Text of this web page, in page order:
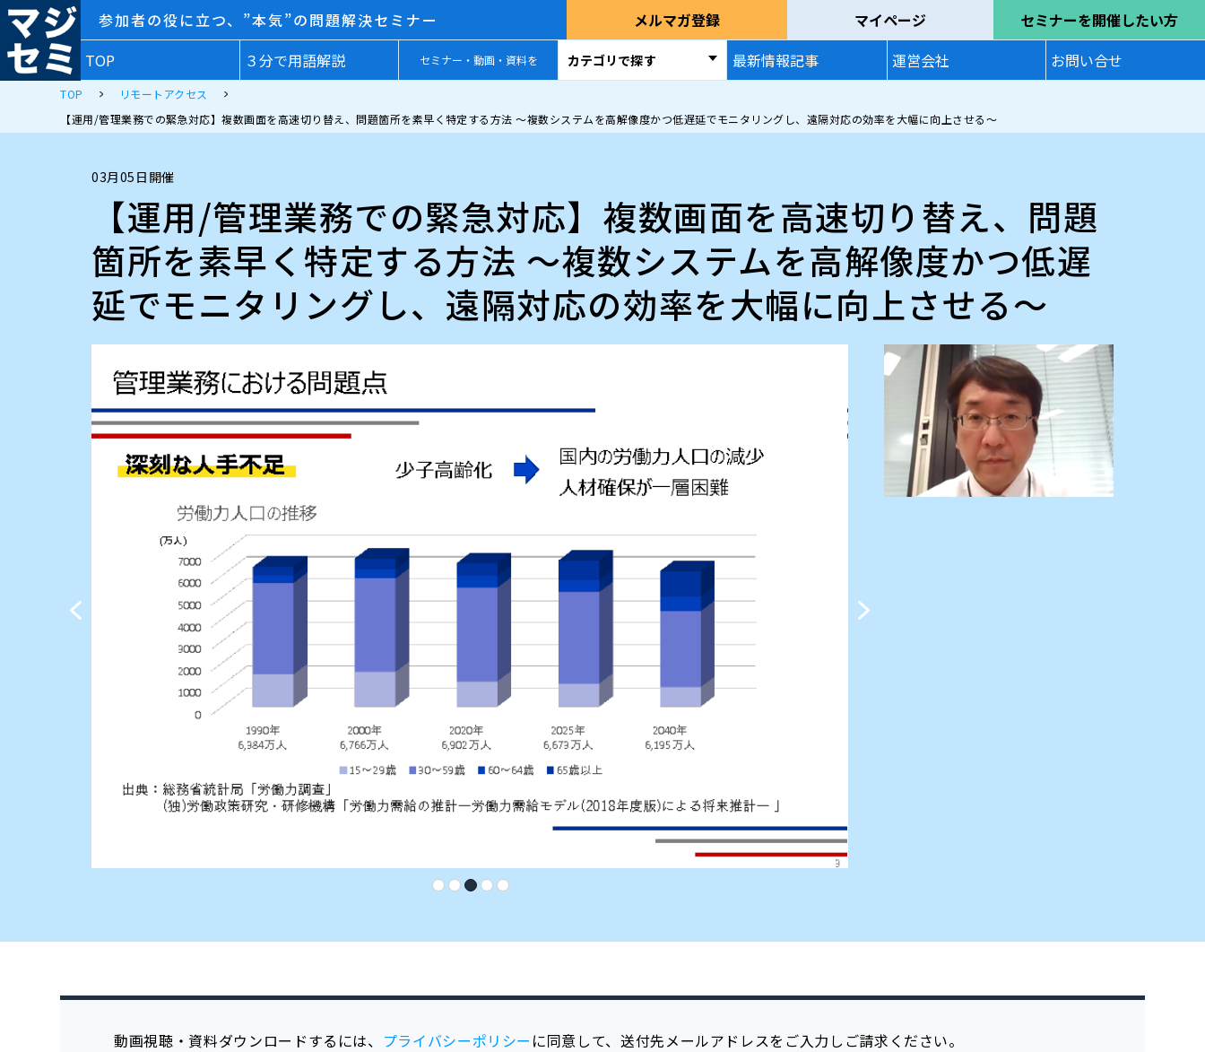
参加者の役に立つ、”本気”の問題解決セミナー メルマガ登録 マイページ
セミナーを開催したい方
TOP
３分で用語解説 セミナー・動画・資料を カテゴリで探す 最新情報記事 運営会社 お問い合せ
TOP
リモートアクセス
【運用/管理業務での緊急対応】複数画面を高速切り替え、問題箇所を素早く特定する方法 ～複数システムを高解像度かつ低遅延でモニタリングし、遠隔対応の効率を大幅に向上させる～
03月05日開催
【運用/管理業務での緊急対応】複数画面を高速切り替え、問題
箇所を素早く特定する方法 ～複数システムを高解像度かつ低遅
延でモニタリングし、遠隔対応の効率を大幅に向上させる～
動画視聴・資料ダウンロードするには、 プライバシーポリシー に同意して、送付先メールアドレスをご入力しご請求ください。